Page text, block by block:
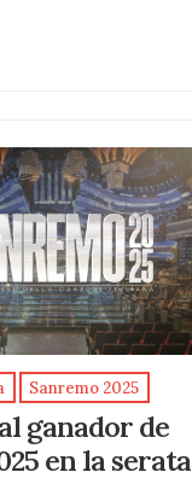
Sanremo 2025
ganador de
en la serata